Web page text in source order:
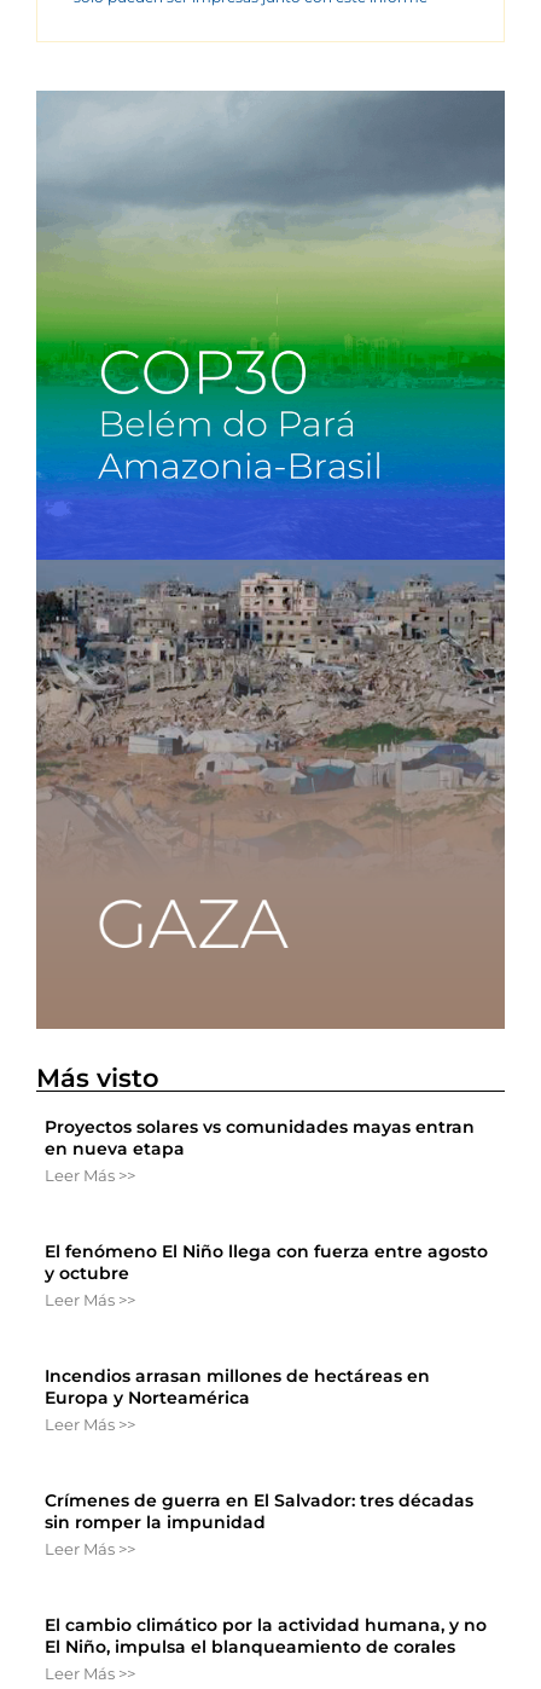
Más visto
Proyectos solares vs comunidades mayas entran
en nueva etapa
Leer Más >>
El fenómeno El Niño llega con fuerza entre agosto
y octubre
Leer Más >>
Incendios arrasan millones de hectáreas en
Europa y Norteamérica
Leer Más >>
Crímenes de guerra en El Salvador: tres décadas
sin romper la impunidad
Leer Más >>
El cambio climático por la actividad humana, y no
El Niño, impulsa el blanqueamiento de corales
Leer Más >>